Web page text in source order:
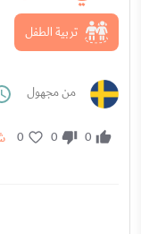
تربية الطفل
من مجهول
0
0
0